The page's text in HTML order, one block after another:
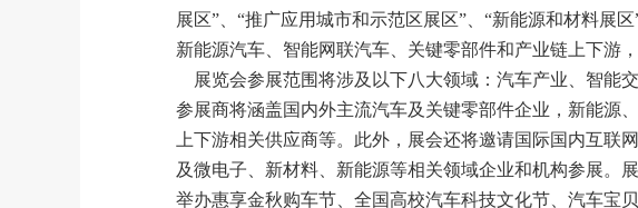
展区”、“推广应用城市和示范区展区”、“新能源和材料展
新能源汽车、智能网联汽车、关键零部件和产业链上下游
展览会参展范围将涉及以下八大领域：汽车产业、智能
参展商将涵盖国内外主流汽车及关键零部件企业，新能源
上下游相关供应商等。此外，展会还将邀请国际国内互
及微电子、新材料、新能源等相关领域企业和机构参展。
举办惠享金秋购车节、全国高校汽车科技文化节、汽车宝